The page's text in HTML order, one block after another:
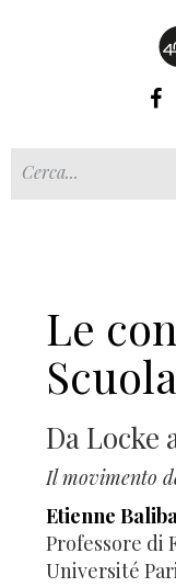
Le
Da Locke
Il movimento
Etienne
Professore di
Université